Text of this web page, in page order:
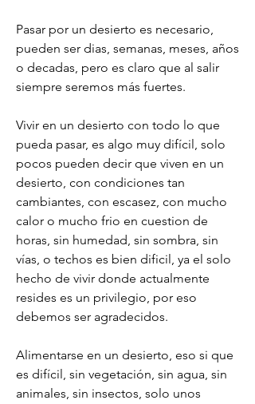
Pasar por un desierto es necesario,
pueden ser dias, semanas, meses, años
o decadas, pero es claro que al salir
siempre seremos más fuertes.
Vivir en un desierto con todo lo que
pueda pasar, es algo muy difícil, solo
pocos pueden decir que viven en un
desierto, con condiciones tan
cambiantes, con escasez, con mucho
calor o mucho frio en cuestion de
horas, sin humedad, sin sombra, sin
vías, o techos es bien dificil, ya el solo
hecho de vivir donde actualmente
resides es un privilegio, por eso
debemos ser agradecidos.
Alimentarse en un desierto, eso si que
es difícil, sin vegetación, sin agua, sin
animales, sin insectos, solo unos